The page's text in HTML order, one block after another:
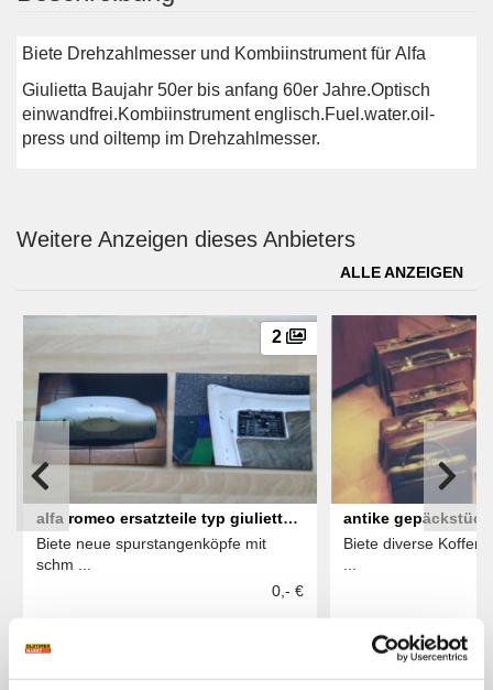
Biete Drehzahlmesser und Kombiinstrument für Alfa
Giulietta Baujahr 50er bis anfang 60er Jahre.Optisch
einwandfrei.Kombiinstrument englisch.Fuel.water.oil-
press und oiltemp im Drehzahlmesser.
Weitere Anzeigen dieses Anbieters
ALLE ANZEIGEN
2
alfa romeo ersatzteile typ giulietta
750
Biete neue spurstangenköpfe mit
schm ...
0,- €
antike
Biete diverse Koffer
Das könnte Sie auch interessieren